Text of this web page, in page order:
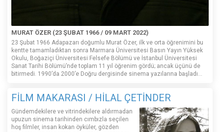
MURAT ÖZER (23 ŞUBAT 1966 / 09 MART 2022)
23 Şubat 1966 Adapazarı doğumlu Murat Özer, ilk ve orta öğrenimini bu
kentte tamamladıktan sonra Marmara Üniversitesi Basın Yayın Yüksek
Okulu, Boğaziçi Üniversitesi Felsefe Bölümü ve İstanbul Üniversitesi
Sanat Tarihi Bölümü’nde toplam 11 yıl öğrenim gördü; ancak üçünü de
bitirmedi. 1990’da 2000’e Doğru dergisinde sinema yazılarına başladı...
FİLM MAKARASI / HİLAL ÇETİNDER
Gündemdekilere ve vitrindekilere aldırmadan
upuzun sinema tarihinden cımbızla seçilen
hoş filmler, insan kokan öyküler, gözden